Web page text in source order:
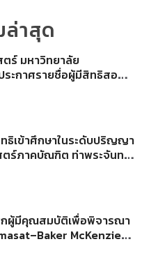
ล่าสุด
ร์ มหาวิทยาลัย
ระกาศรายชื่อผู้มีสิทธิสอบ
มหาวิทยาลัย (คณะ
นุนวิชาการ ตำแหน่ง นัก
ธิเข้าศึกษาในระดับปริญญา
ตร์ภาคบัณฑิต ท่าพระจันทร์
กผู้มีคุณสมบัติเพื่อพิจารณา
McKenzie
จำปีการศึกษา 2569